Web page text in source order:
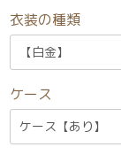
衣装の種類
ケース